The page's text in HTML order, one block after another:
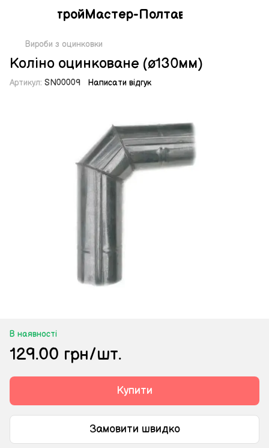
СтройМастер-Полтава
Вироби з оцинковки
Коліно оцинковане (ø130мм)
Артикул: SN00009 Написати відгук
В наявності
129.00 грн/шт.
Купити
Замовити швидко